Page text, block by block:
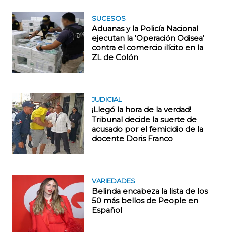
SUCESOS
Aduanas y la Policía Nacional
ejecutan la 'Operación Odisea'
contra el comercio ilícito en la
ZL de Colón
JUDICIAL
¡Llegó la hora de la verdad!
Tribunal decide la suerte de
acusado por el femicidio de la
docente Doris Franco
VARIEDADES
Belinda encabeza la lista de los
50 más bellos de People en
Español